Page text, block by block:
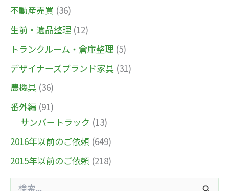
不動産売買 (36)
生前・遺品整理 (12)
トランクルーム・倉庫整理 (5)
デザイナーズブランド家具 (31)
農機具 (36)
番外編 (91)
サンバートラック (13)
2016年以前のご依頼 (649)
2015年以前のご依頼 (218)